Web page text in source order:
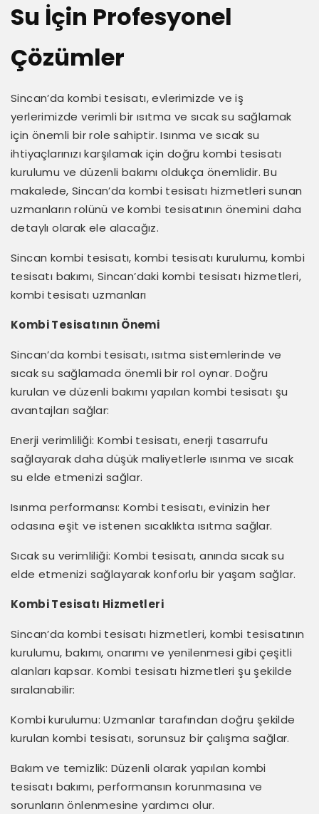
Su İçin Profesyonel
Çözümler
Sincan’da kombi tesisatı, evlerimizde ve iş
yerlerimizde verimli bir ısıtma ve sıcak su sağlamak
için önemli bir role sahiptir. Isınma ve sıcak su
ihtiyaçlarınızı karşılamak için doğru kombi tesisatı
kurulumu ve düzenli bakımı oldukça önemlidir. Bu
makalede, Sincan’da kombi tesisatı hizmetleri sunan
uzmanların rolünü ve kombi tesisatının önemini daha
detaylı olarak ele alacağız.
Sincan kombi tesisatı, kombi tesisatı kurulumu, kombi
tesisatı bakımı, Sincan’daki kombi tesisatı hizmetleri,
kombi tesisatı uzmanları
Kombi Tesisatının Önemi
Sincan’da kombi tesisatı, ısıtma sistemlerinde ve
sıcak su sağlamada önemli bir rol oynar. Doğru
kurulan ve düzenli bakımı yapılan kombi tesisatı şu
avantajları sağlar:
Enerji verimliliği: Kombi tesisatı, enerji tasarrufu
sağlayarak daha düşük maliyetlerle ısınma ve sıcak
su elde etmenizi sağlar.
Isınma performansı: Kombi tesisatı, evinizin her
odasına eşit ve istenen sıcaklıkta ısıtma sağlar.
Sıcak su verimliliği: Kombi tesisatı, anında sıcak su
elde etmenizi sağlayarak konforlu bir yaşam sağlar.
Kombi Tesisatı Hizmetleri
Sincan’da kombi tesisatı hizmetleri, kombi tesisatının
kurulumu, bakımı, onarımı ve yenilenmesi gibi çeşitli
alanları kapsar. Kombi tesisatı hizmetleri şu şekilde
sıralanabilir:
Kombi kurulumu: Uzmanlar tarafından doğru şekilde
kurulan kombi tesisatı, sorunsuz bir çalışma sağlar.
Bakım ve temizlik: Düzenli olarak yapılan kombi
tesisatı bakımı, performansın korunmasına ve
sorunların önlenmesine yardımcı olur.